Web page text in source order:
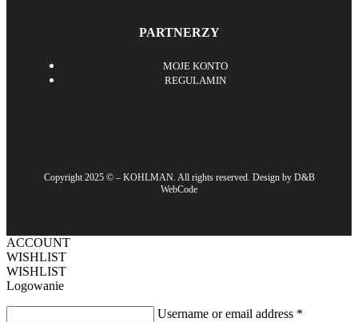
PARTNERZY
MOJE KONTO
REGULAMIN
Copyright 2025 © – KOHLMAN. All rights reserved. Design by D&B
WebCode
ACCOUNT
WISHLIST
WISHLIST
Logowanie
Username or email address *